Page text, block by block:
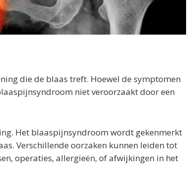
die de blaas treft. Hoewel de symptomen
niet veroorzaakt door een
Het blaaspijnsyndroom wordt gekenmerkt
Verschillende oorzaken kunnen leiden tot
operaties, allergieën, of afwijkingen in het